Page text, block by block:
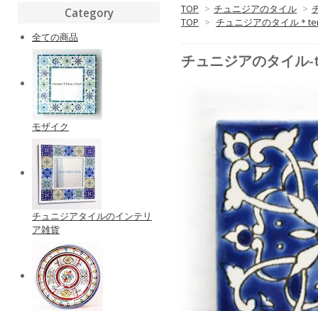
TOP > チュニジアのタイル >
TOP > チュニジアのタイル＊
チュニジアのタイ
Category
全ての商品
モザイク
チュニジアタイルのインテリ
ア雑貨